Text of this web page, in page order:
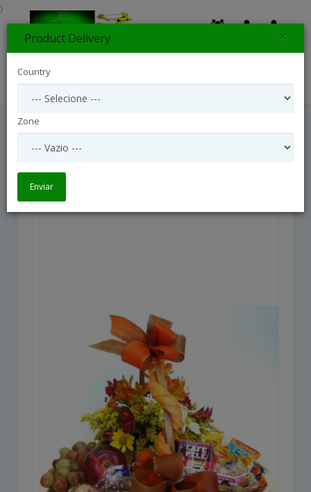
Cesta De Café Da Manhã
}
Product Delivery ×
Country
Zone
Enviar